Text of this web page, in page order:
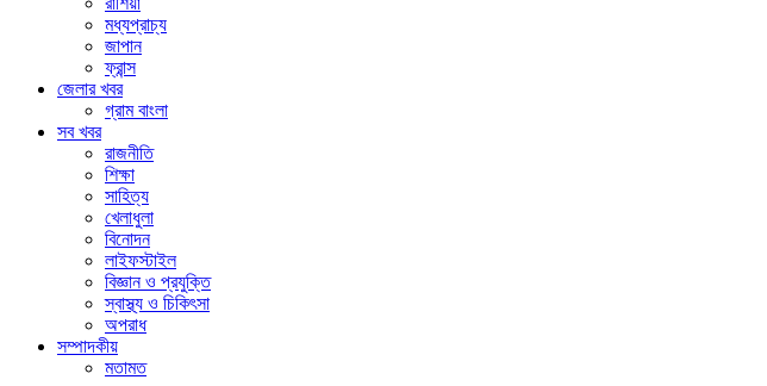
মধ্যপ্রাচ্য
জাপান
ফ্রান্স
জেলার খবর
গ্রাম বাংলা
সব খবর
রাজনীতি
শিক্ষা
সাহিত্য
খেলাধুলা
বিনোদন
লাইফস্টাইল
বিজ্ঞান ও প্রযুক্তি
স্বাস্থ্য ও চিকিৎসা
অপরাধ
সম্পাদকীয়
মতামত